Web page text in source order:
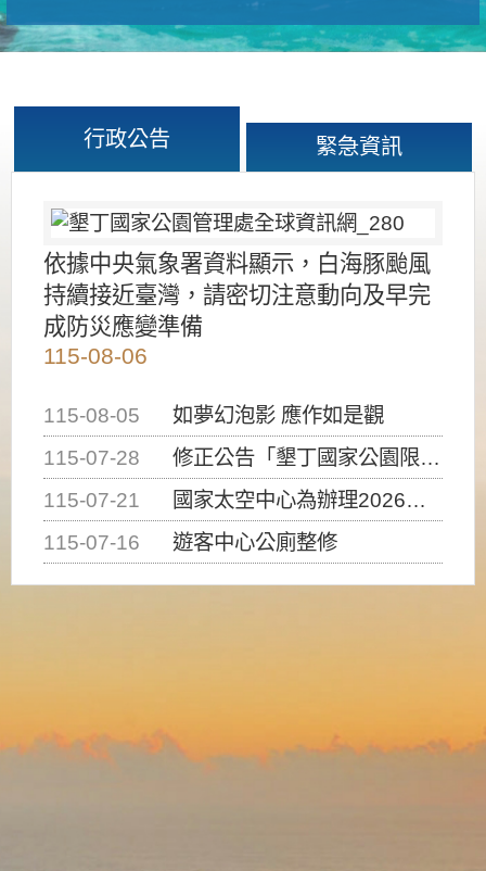
行政公告 緊急資訊
依據中央氣象署資料顯示，白海豚颱風
持續接近臺灣，請密切注意動向及早完
成防災應變準備
115-08-06
115-08-05
如夢幻泡影 應作如是觀
115-07-28
修正公告「墾丁國家公園限制水域遊憩活動之種類、範圍、時間及行為」，自即日生效。
115-07-21
國家太空中心為辦理2026台灣盃火箭競賽，陸、海、空域警戒及協調相關事宜，因颱風備案事宜
115-07-16
遊客中心公廁整修